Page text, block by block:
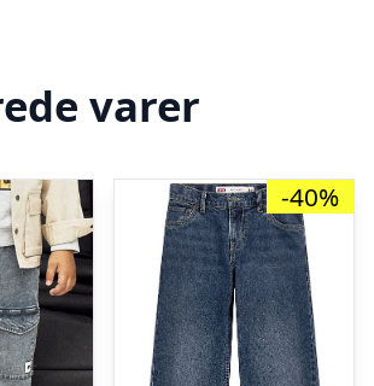
varer
-40%